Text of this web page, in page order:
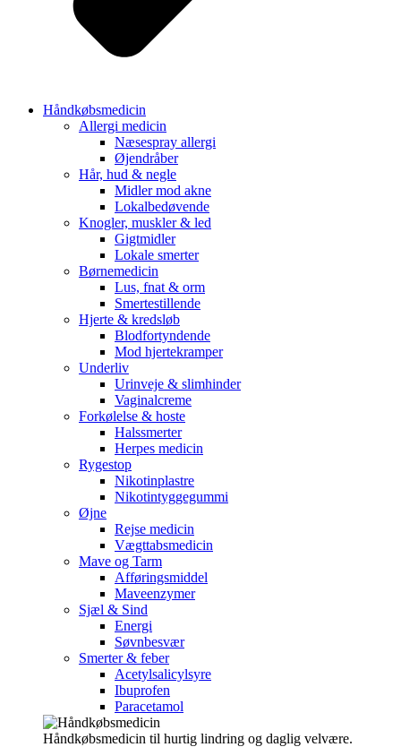
Håndkøbsmedicin
Allergi medicin
Næsespray allergi
Øjendråber
Hår, hud & negle
Midler mod akne
Lokalbedøvende
Knogler, muskler & led
Gigtmidler
Lokale smerter
Børnemedicin
Lus, fnat & orm
Smertestillende
Hjerte & kredsløb
Blodfortyndende
Mod hjertekramper
Underliv
Urinveje & slimhinder
Vaginalcreme
Forkølelse & hoste
Halssmerter
Herpes medicin
Rygestop
Nikotinplastre
Nikotintyggegummi
Øjne
Rejse medicin
Vægttabsmedicin
Mave og Tarm
Afføringsmiddel
Maveenzymer
Sjæl & Sind
Energi
Søvnbesvær
Smerter & feber
Acetylsalicylsyre
Ibuprofen
Paracetamol
Håndkøbsmedicin til hurtig lindring og daglig velvære.